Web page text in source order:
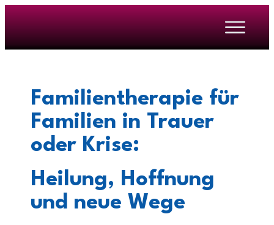
Familientherapie für
Familien in Trauer
oder Krise:
Heilung, Hoffnung
und neue Wege